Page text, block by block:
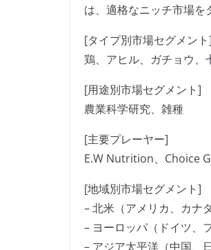
は、適格なニッチ市場を
[タイプ別市場セグメント]
鶏、アヒル、ガチョウ、
[用途別市場セグメント]
農業科学研究、雑種
[主要プレーヤー]
E.W Nutrition、Choice
[地域別市場セグメント]
– 北米（アメリカ、カナ
– ヨーロッパ（ドイツ、
– アジア太平洋（中国、